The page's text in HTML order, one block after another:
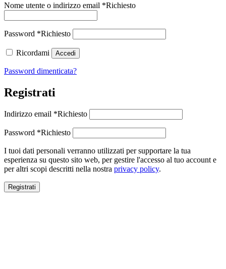
Nome utente o indirizzo email *Richiesto
Password *Richiesto
Ricordami Accedi
Password dimenticata?
Registrati
Indirizzo email *Richiesto
Password *Richiesto
I tuoi dati personali verranno utilizzati per supportare la tua
esperienza su questo sito web, per gestire l'accesso al tuo account e
per altri scopi descritti nella nostra privacy policy.
Registrati